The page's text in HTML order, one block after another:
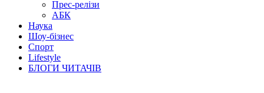
Прес-релізи
АБК
Наука
Шоу-бізнес
Спорт
Lifestyle
БЛОГИ ЧИТАЧІВ